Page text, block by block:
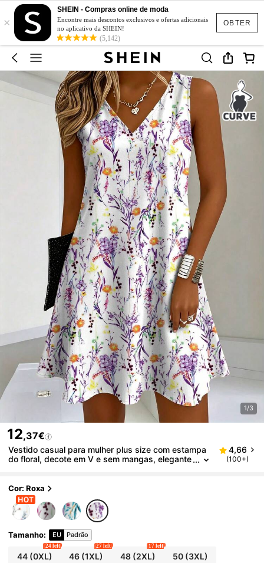
OBTER
×
SHEIN - Compras online de moda
Encontre mais descontos exclusivos e ofertas adicionais
no aplicativo da SHEIN!
(5,142)
1/3
12,37€
Vestido casual para mulher plus size com estampa
do floral, decote em V e sem mangas, elegante
4,66
(100+)
Cor: Roxa
Tamanho: EU Padrão
44(0XL)
24 left
46 (1XL)
27 left
48(2XL)
17 left
50(3XL)